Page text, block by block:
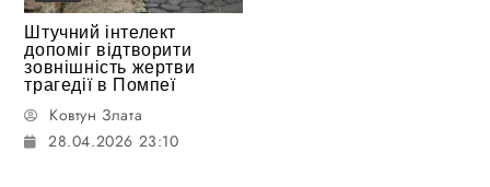
Штучний інтелект
допоміг відтворити
зовнішність жертви
трагедії в Помпеї
Ковтун Злата
28.04.2026 23:10